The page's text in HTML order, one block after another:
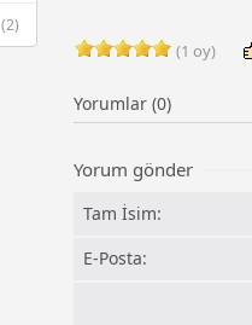
(2)
(1 oy)
Yorumlar (0)
Yorum gönder
Tam İsim:
E-Posta: